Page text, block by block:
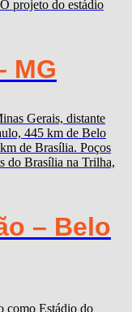
projeto do estádio
MG
Gerais, distante
445 km de Belo
de Brasília. Poços
do Brasília na Trilha,
– Belo
como Estádio do